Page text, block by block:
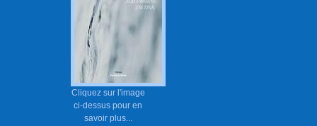
Cliquez sur l'image
ci-dessus pour en
savoir plus...